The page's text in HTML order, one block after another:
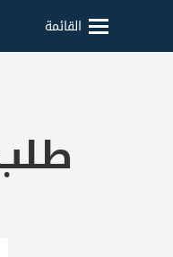
القائمة